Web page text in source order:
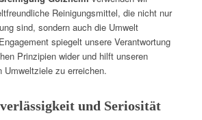
Reinigungsmittel, die nicht nur
sind, sondern auch die Umwelt
spiegelt unsere Verantwortung
Prinzipien wider und hilft unseren
Umweltziele zu erreichen.
und Seriosität